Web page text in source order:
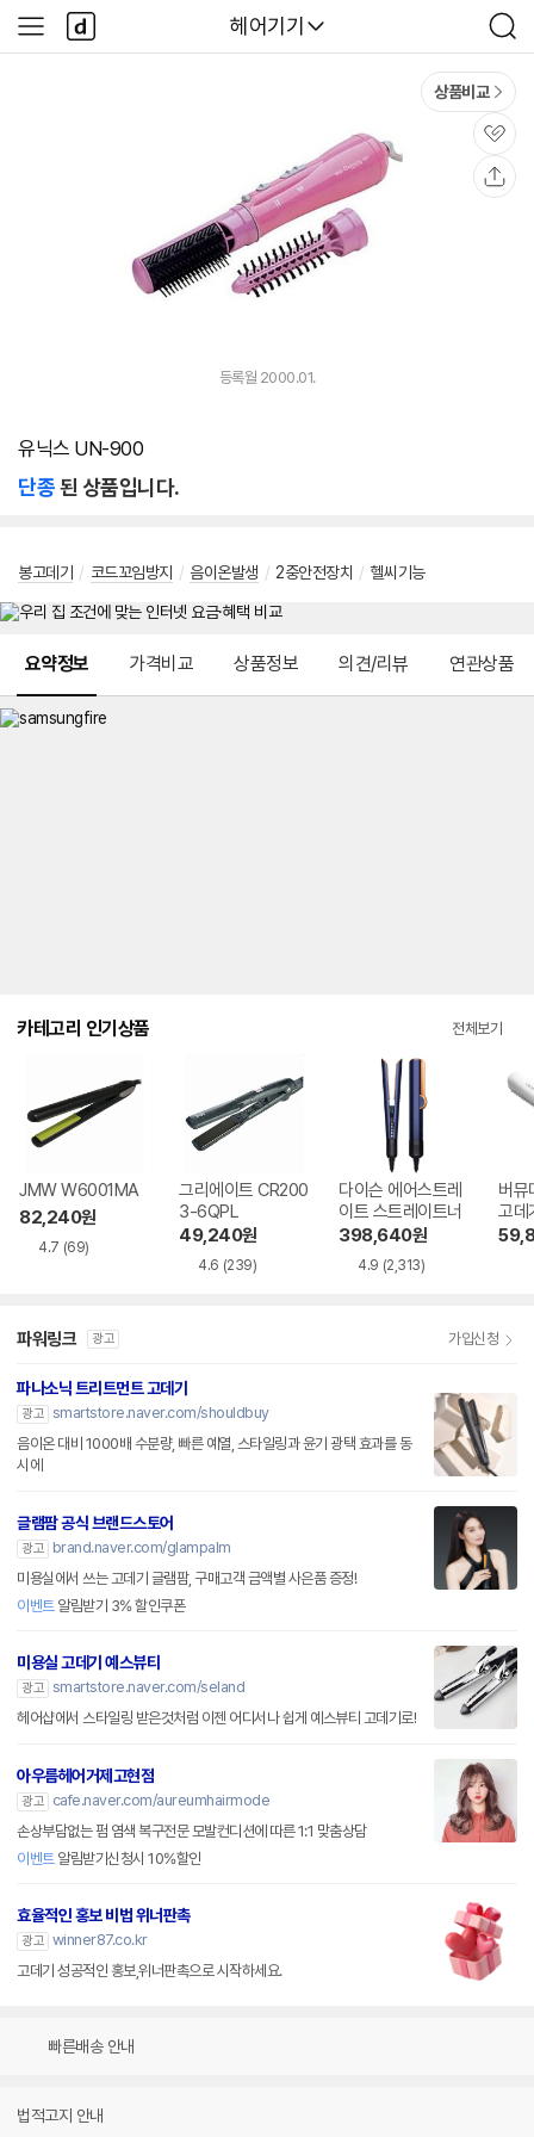
다나와
헤어기기
검
색
사
이
다
나
와
상품비교
관
심
등록월 2000.01.
유닉스 UN-900
단종된 상품입니다.
봉고데기 / 코드꼬임방지 / 음이온발생 / 2중안전장치 / 헬씨기능
요약정보 가격비교 상품정보 의견/리뷰 연관상품
카테고리 인기상품 전체보기
JMW W6001MA
82,240원
4.7 (69)
그리에이트 CR200
3-6QPL
49,240원
4.6 (239)
다이슨 에어스트레
이트 스트레이트너
398,640원
4.9 (2,313)
버뮤
파워링크 광고 가입신청
파나소닉 트리트먼트 고데기
광고 smartstore.naver.com/shouldbuy
음이온 대비 1000배 수분량, 빠른 예열, 스타일링과 윤기 광택 효과를 동
시에
글램팜 공식 브랜드스토어
광고
brand.naver.com/glampalm
미용실에서 쓰는 고데기 글램팜, 구매고객 금액별 사은품 증정!
이벤트알림받기 3% 할인쿠폰
미용실 고데기 예스뷰티
광고 smartstore.naver.com/seland
헤어샵에서 스타일링 받은것처럼 이젠 어디서나 쉽게 예스뷰티 고데기로!
아우름헤어거제고현점
광고
cafe.naver.com/aureumhairmode
손상부담없는 펌 염색 복구전문 모발컨디션에 따른 1:1 맞춤상담
이벤트알림받기신청시 10%할인
효율적인 홍보 비법 위너판촉
광고 winner87.co.kr
고데기 성공적인 홍보,위너판촉으로 시작하세요.
빠른배송 안내
법적고지 안내